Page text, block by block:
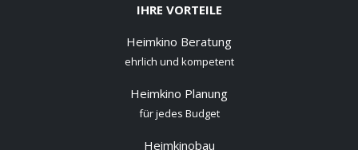
IHRE VORTEILE
Heimkino Beratung
ehrlich und kompetent
Heimkino Planung
für jedes Budget
Heimkinobau